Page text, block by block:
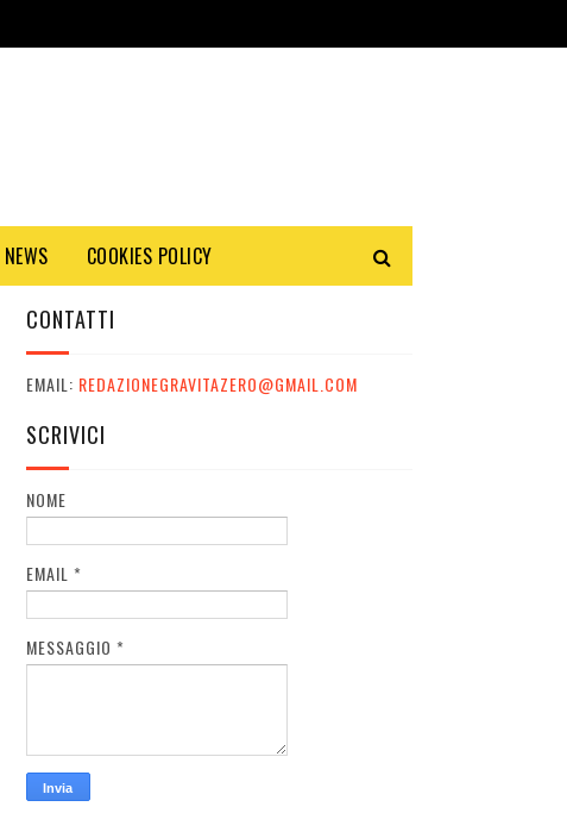
NEWS COOKIES POLICY
CONTATTI
EMAIL: REDAZIONEGRAVITAZERO@GMAIL.COM
SCRIVICI
NOME
EMAIL *
MESSAGGIO *